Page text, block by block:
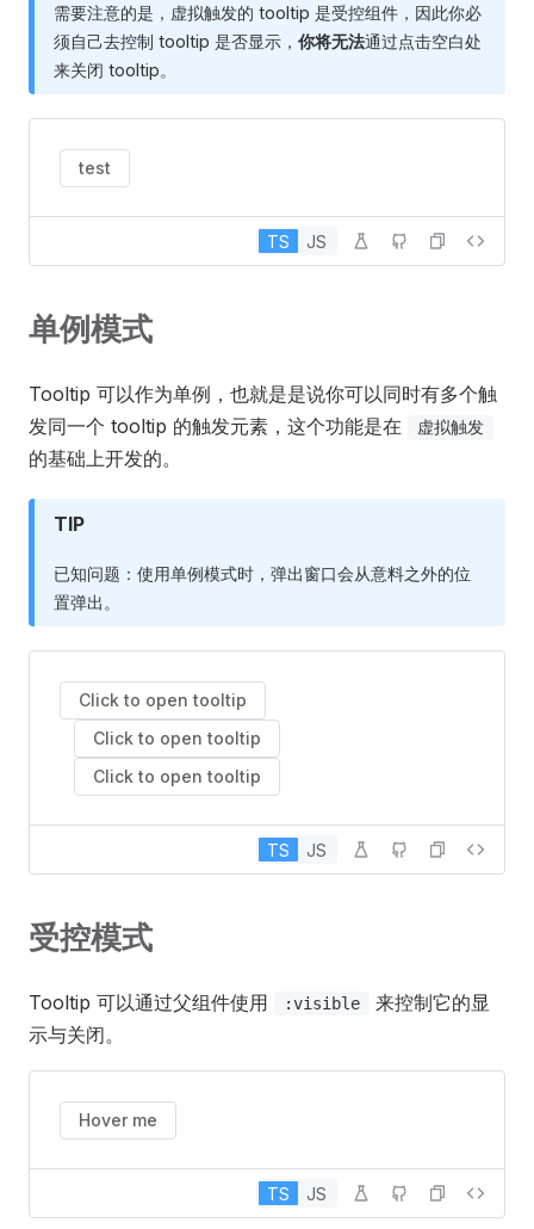
需要注意的是，虚拟触发的 tooltip 是受控组件，因此你必
须自己去控制 tooltip 是否显示， 你将无法通过点击空白处
来关闭 tooltip。
test
TS JS
单例模式
Tooltip 可以作为单例，也就是是说你可以同时有多个触
发同一个 tooltip 的触发元素，这个功能是在
虚拟触发
的基础上开发的。
TIP
已知问题：使用单例模式时，弹出窗口会从意料之外的位
置弹出。
Click to open tooltip
Click to open tooltip
Click to open tooltip
TS JS
受控模式
Tooltip 可以通过父组件使用 :visible
来控制它的显
示与关闭。
Hover me
TS JS